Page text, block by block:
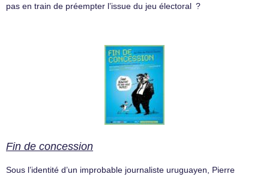
pas en train de préempter l’issue du jeu électoral ?
Fin de concession
Sous l’identité d’un improbable journaliste uruguayen, Pierre